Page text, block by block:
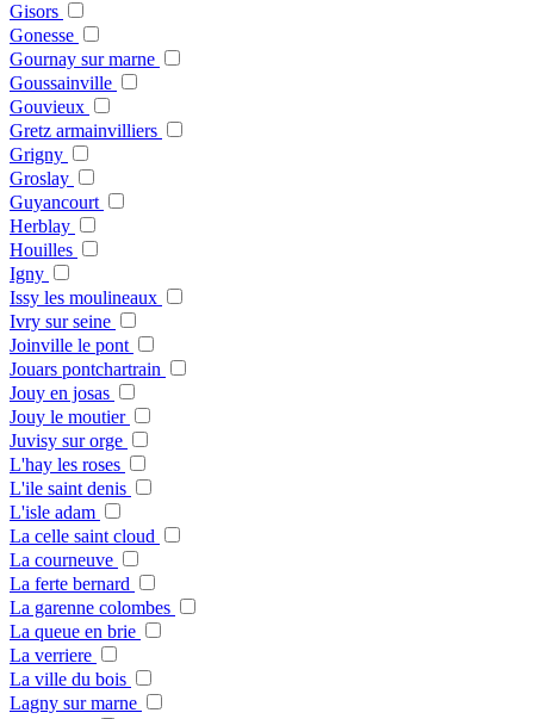
Gisors
Gonesse
Gournay sur marne
Goussainville
Gouvieux
Gretz armainvilliers
Grigny
Groslay
Guyancourt
Herblay
Houilles
Igny
Issy les moulineaux
Ivry sur seine
Joinville le pont
Jouars pontchartrain
Jouy en josas
Jouy le moutier
Juvisy sur orge
L'hay les roses
L'ile saint denis
L'isle adam
La celle saint cloud
La courneuve
La ferte bernard
La garenne colombes
La queue en brie
La verriere
La ville du bois
Lagny sur marne